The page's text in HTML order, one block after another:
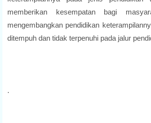
memberikan kesempatan bagi
mengembangkan pendidikan
ditempuh dan tidak terpenuhi pada jalur
.